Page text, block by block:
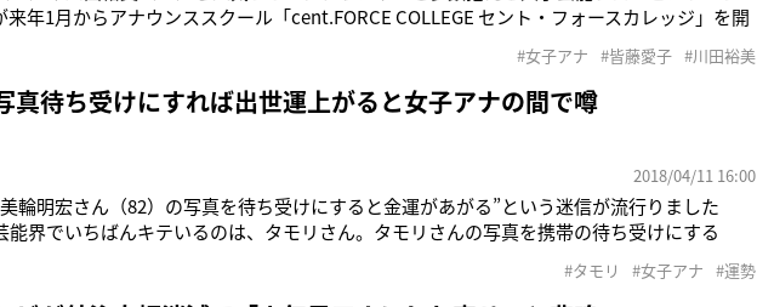
来年1月からアナウンススクール「cent.FORCE COLLEGE セント・フォースカレッジ」を開
ってほしい」との声が寄せられていたとのこと。受講内容は局アナ入社試験対策をはじめ、
音
#女子アナ #皆藤愛子 #川田裕美
真待ち受けにすれば出世運上がると女子アナの間で噂
2018/04/11 16:00
美輪明宏さん（82）の写真を待ち受けにすると金運があがる”という迷信が流行りました
能界でいちばんキテいるのは、タモリさん。タモリさんの写真を携帯の待ち受けにする
ている、タレントのタモリ（72）。冠番組の『ブラタモリ』（NHK総合）では、初代アシ
#タモリ #女子アナ #運勢